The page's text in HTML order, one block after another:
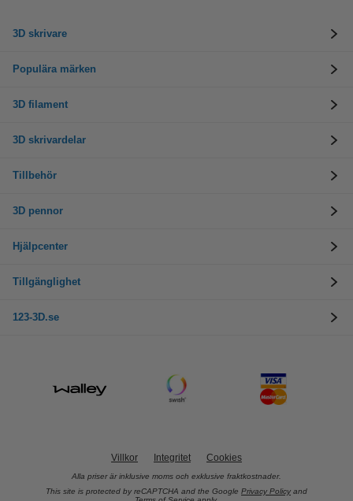
3D skrivare
Populära märken
3D filament
3D skrivardelar
Tillbehör
3D pennor
Hjälpcenter
Tillgänglighet
123-3D.se
Villkor Integritet Cookies
Alla priser är inklusive moms och exklusive fraktkostnader.
This site is protected by reCAPTCHA and the Google Privacy Policy and